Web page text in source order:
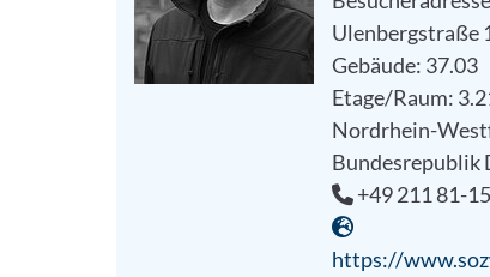
Ulenbergstraße
Gebäude: 37.03
Etage/Raum:
Nordrhein-
Bundesrepublik
+49 211 81-
https://